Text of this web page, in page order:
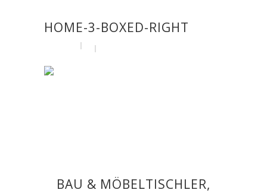
HOME-3-BOXED-RIGHT
BAU & MÖBELTISCHLER,